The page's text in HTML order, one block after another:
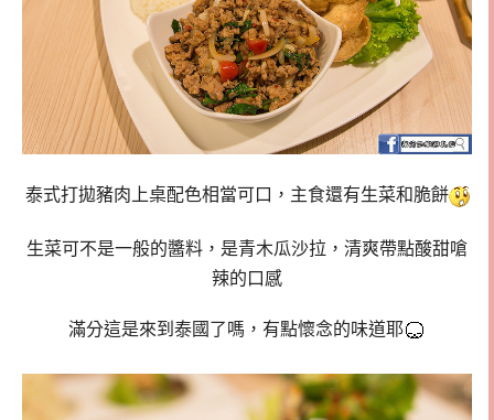
泰式打拋豬肉上桌配色相當可口，主食還有生菜和脆餅
生菜可不是一般的醬料，是青木瓜沙拉，清爽帶點酸甜嗆
辣的口感
滿分這是來到泰國了嗎，有點懷念的味道耶